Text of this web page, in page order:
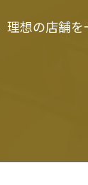
想の店舗を